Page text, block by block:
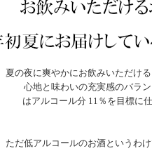
夏の夜に爽やかにお飲みいただけ
⼼地と味わいの充実感のバラ
はアルコール分 11％を⽬標に
ただ低アルコールのお酒というわ